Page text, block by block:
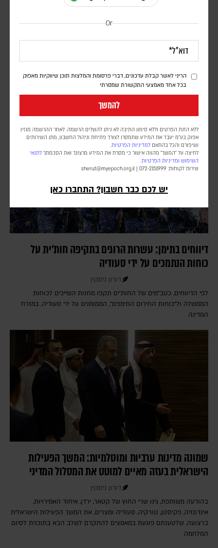
Or
הריני לאשר קבלת עדכונים, דברי פרסומת והמלצות תוכן שיווקיות מאפוק
בכל אחד מאמצעי התקשורת שמסרתי
להמשך
ללא הזנת הפרטים וללא סימון התיבה לא ניתן להשלים הרשמה. לאחר ההרשמה מגזין
אפוק בע״מ יעבד את המידע שתמסרו לצורך פתיחת וניהול החשבון, מתן השירותים
ושיפורם והכל בהתאם למדיניות הפרטיות.
לחיצה על "המשך" מהווה אישור כי מסרת את המידע מרצונך ואת הסכמתך לתנאי
השימוש ומדיניות הפרטיות.
שירות לקוחות: 072-2151999 |
sherut@myepoch.org.il
יש לכם כבר חשבון? התחברו כאן
דיווח: חודשים לפני המלחמה באיראן, הפנטגון זיהה
נקודת תורפה בתעשיית הנשק האמריקנית
לפי סוכנות הידיעות בלומברג, סימולטור מלחמה שערך הפנטגון בחודש יולי
2025, התריע מפני תלות מסוכנת באלומיניום בטוהר גבוה. התקיפות
במפרץ הפכו את התרחיש התיאורטי למשבר אספקה ממשי
דיווחים בתימן: עשרות הרוגים בתקיפה חות'ית על
כוחות הנתמכים על ידי סעודיה
דורון פסקין
לפי הדיווחים, כטב"מים של החות'ים תקפו מחנות השייכים לכוחות
הממשלה ול"כוחות החירום התימנים", הממומנים על ידי סעודיה, במזרח
המדינה
שמונה מדינות ערביות ומוסלמיות: המשך הפעילות
הישראלית בעזה מאיים למוטט את המסלול המדיני
דורון פסקין
בהודעה משותפת, גינו שרי החוץ של קטאר, ירדן, איחוד האמירויות,
אינדונזיה, פקיסטן, טורקיה, סעודיה ומצרים, את המשך הפעילות הישראלית
ברצועה, שלטענתם פוגעת במאמצים להתקדם לשלב הבא בתוכנית לסיום
המלחמה